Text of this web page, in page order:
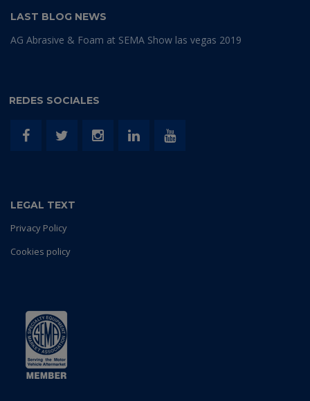
LAST BLOG NEWS
AG Abrasive & Foam at SEMA Show las vegas 2019
REDES SOCIALES
LEGAL TEXT
Privacy Policy
Cookies policy